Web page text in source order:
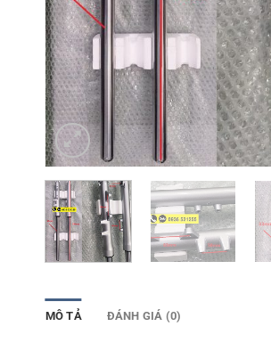
MÔ TẢ ĐÁNH GIÁ (0)